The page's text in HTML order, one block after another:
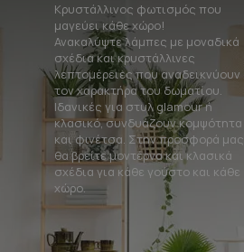
Κρυστάλλινος φωτισμός που
μαγεύει κάθε χώρο!
Ανακαλύψτε λάμπες με μοναδικά
σχέδια και κρυστάλλινες
λεπτομέρειες που αναδεικνύουν
τον χαρακτήρα του δωματίου.
Ιδανικές για στυλ glamour ή
κλασικό, συνδυάζουν κομψότητα
και φινέτσα. Στην προσφορά μας
θα βρείτε μοντέρνα και κλασικά
σχέδια για κάθε γούστο και κάθε
χώρο.